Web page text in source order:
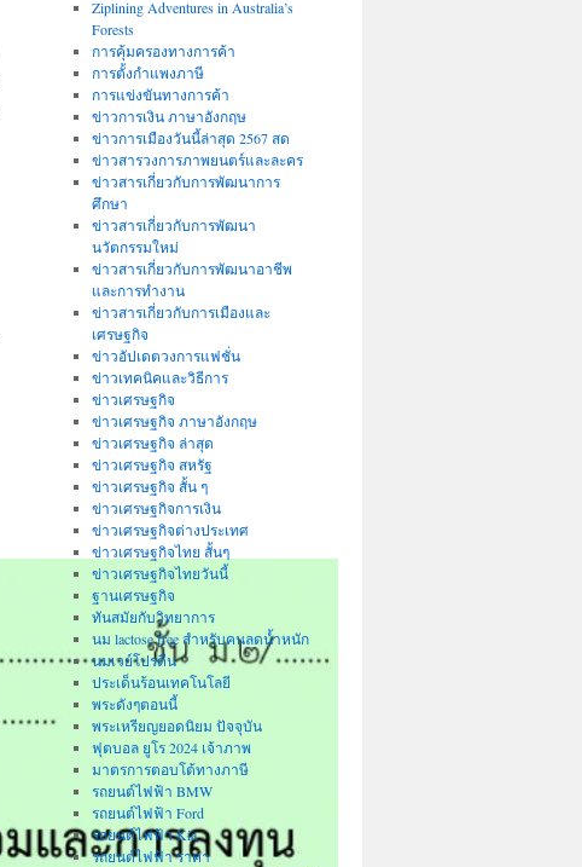
Ziplining Adventures in Australia’s
Forests
การคุ้มครองทางการค้า
การตั้งกำแพงภาษี
การแข่งขันทางการค้า
ข่าวการเงิน ภาษาอังกฤษ
ข่าวการเมืองวันนี้ล่าสุด 2567 สด
ข่าวสารวงการภาพยนตร์และละคร
ข่าวสารเกี่ยวกับการพัฒนาการ
ศึกษา
ข่าวสารเกี่ยวกับการพัฒนา
นวัตกรรมใหม่
ข่าวสารเกี่ยวกับการพัฒนาอาชีพ
และการทำงาน
ข่าวสารเกี่ยวกับการเมืองและ
เศรษฐกิจ
ข่าวอัปเดตวงการแฟชั่น
ข่าวเทคนิคและวิธีการ
ข่าวเศรษฐกิจ
ข่าวเศรษฐกิจ ภาษาอังกฤษ
ข่าวเศรษฐกิจ ล่าสุด
ข่าวเศรษฐกิจ สหรัฐ
ข่าวเศรษฐกิจ สั้น ๆ
ข่าวเศรษฐกิจการเงิน
ข่าวเศรษฐกิจต่างประเทศ
ข่าวเศรษฐกิจไทย สั้นๆ
ข่าวเศรษฐกิจไทยวันนี้
ฐานเศรษฐกิจ
ทันสมัยกับวิทยาการ
นม lactose free สำหรับคนลดน้ำหนัก
นมเวย์โปรตีน
ประเด็นร้อนเทคโนโลยี
พระดังๆตอนนี้
พระเหรียญยอดนิยม ปัจจุบัน
ฟุตบอล ยูโร 2024 เจ้าภาพ
มาตรการตอบโต้ทางภาษี
รถยนต์ไฟฟ้า BMW
รถยนต์ไฟฟ้า Ford
รถยนต์ไฟฟ้า Kia
รถยนต์ไฟฟ้า ราคา